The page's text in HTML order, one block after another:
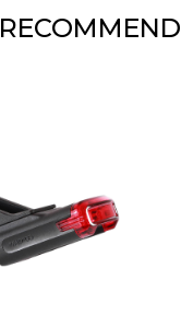
RECOMMEND